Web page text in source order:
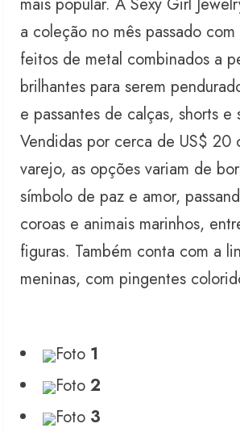
a coleção no mês passado
feitos de metal combinados a
brilhantes para serem
e passantes de calças, shorts e
Vendidas por cerca de US$ 20
varejo, as opções variam de
símbolo de paz e amor,
coroas e animais marinhos,
figuras. Também conta com a
meninas, com pingentes
Foto 1
Foto 2
Foto 3